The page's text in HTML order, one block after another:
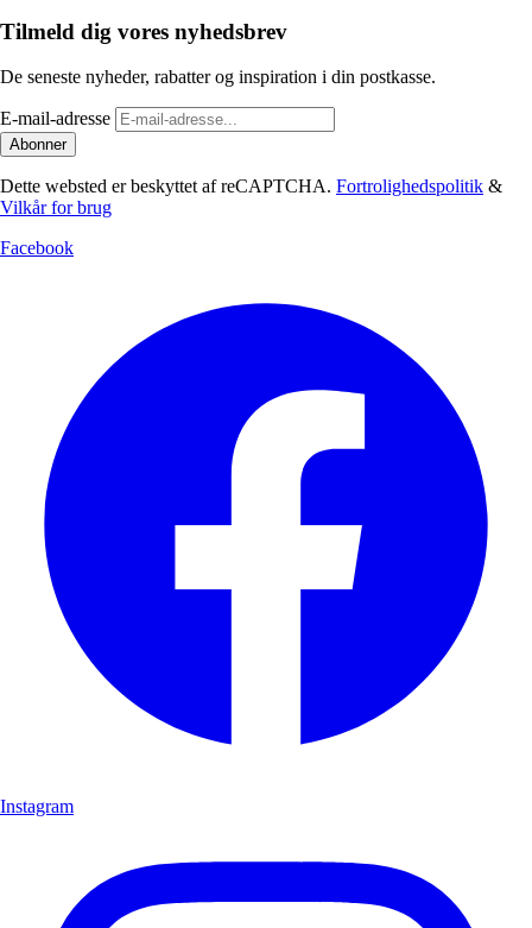
Tilmeld dig vores nyhedsbrev
De seneste nyheder, rabatter og inspiration i din postkasse.
E-mail-adresse
Abonner
Dette websted er beskyttet af reCAPTCHA. Fortrolighedspolitik &
Vilkår for brug
Facebook
Instagram